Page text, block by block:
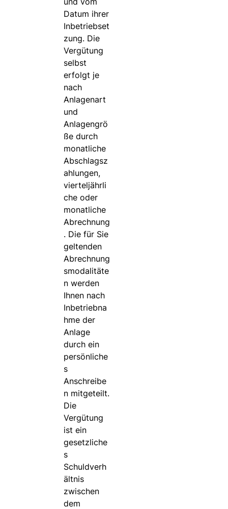
Datum ihrer
Inbetriebset
zung. Die
Vergütung
selbst
erfolgt je
nach
Anlagenart
und
Anlagengrö
ße durch
monatliche
Abschlagsz
ahlungen,
vierteljährli
che oder
monatliche
Abrechnung
. Die für Sie
geltenden
Abrechnung
smodalitäte
n werden
Ihnen nach
Inbetriebna
hme der
Anlage
durch ein
persönliche
s
Anschreibe
n mitgeteilt.
Die
Vergütung
ist ein
gesetzliche
s
Schuldverh
ältnis
zwischen
dem